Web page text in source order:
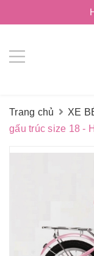
Trang chủ XE
gấu trúc size 18 -